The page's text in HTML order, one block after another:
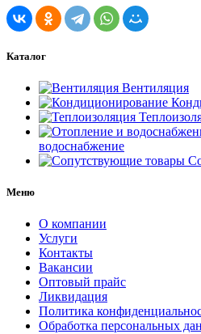
Каталог
Вентиляция
водоснабжение
Меню
О компании
Услуги
Контакты
Вакансии
Оптовый прайс
Ликвидация
Политика
Обработка персональных